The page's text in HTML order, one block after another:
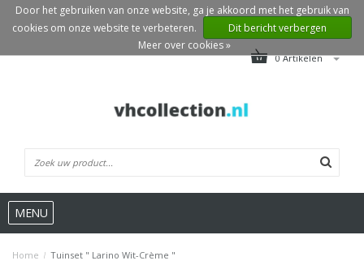
0 Artikelen
MENU
Home / Tuinset " Larino Wit-Crème "
Door het gebruiken van onze website, ga je akkoord met het gebruik van
cookies om onze website te verbeteren.
Dit bericht verbergen
Meer over cookies »